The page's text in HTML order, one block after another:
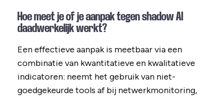
Hoe meet je of je aanpak tegen shadow AI
daadwerkelijk werkt?
Een effectieve aanpak is meetbaar via een
combinatie van kwantitatieve en kwalitatieve
indicatoren: neemt het gebruik van niet-
goedgekeurde tools af bij netwerkmonitoring,